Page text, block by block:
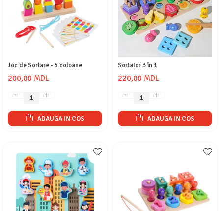
Joc de Sortare - 5 coloane
200,00 MDL
ADAUGA IN COS
Sortator 3 în 1
220,00 MDL
ADAUGA IN COS